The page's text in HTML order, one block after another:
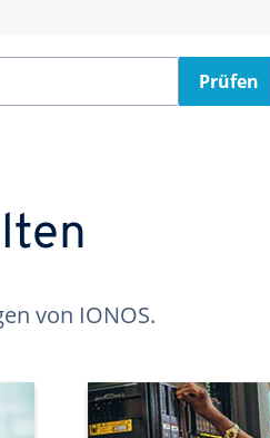
Prüfen
von IONOS.